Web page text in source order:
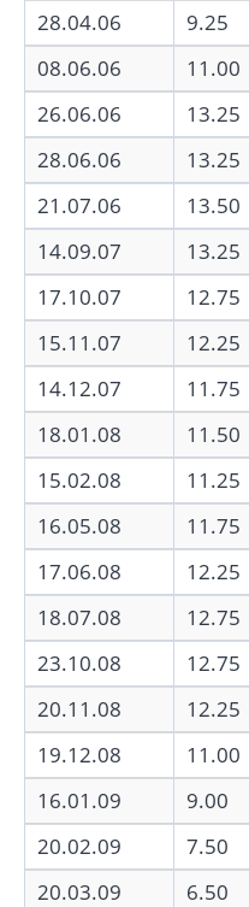
28.04.06
9.25
08.06.06
11.00
26.06.06
13.25
28.06.06
13.25
21.07.06
13.50
14.09.07
13.25
17.10.07
12.75
15.11.07
12.25
14.12.07
11.75
18.01.08
11.50
15.02.08
11.25
16.05.08
11.75
17.06.08
12.25
18.07.08
12.75
23.10.08
12.75
20.11.08
12.25
19.12.08
11.00
16.01.09
9.00
20.02.09
7.50
20.03.09
6.50